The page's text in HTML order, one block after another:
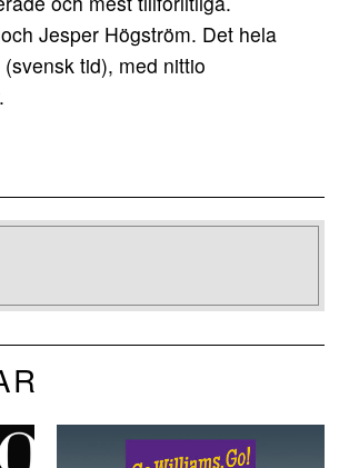
Jesper Högström. Det hela
tid), med nittio